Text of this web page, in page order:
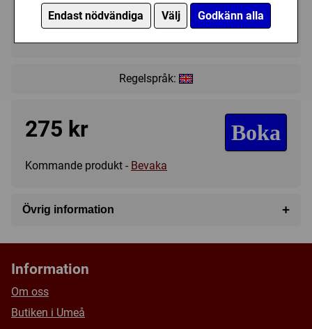
Endast nödvändiga Välj Godkänn alla
Regelspråk:
275 kr Boka
Kommande produkt - Bevaka
Övrig information +
Försälj. rank:
Information
Om oss
Butiken i Umeå